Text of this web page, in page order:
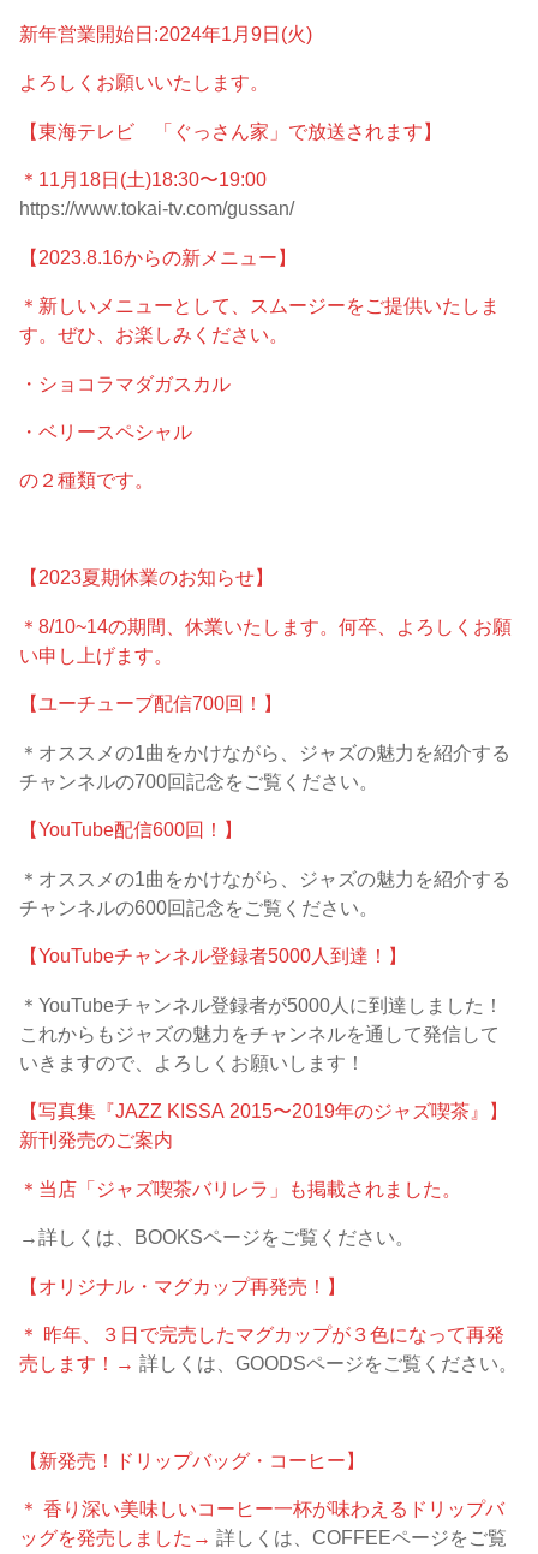
新年営業開始日:2024年1月9日(火)
よろしくお願いいたします。
【東海テレビ 「ぐっさん家」で放送されます】
＊11月18日(土)18:30〜19:00
https://www.tokai-tv.com/gussan/
【2023.8.16からの新メニュー】
＊新しいメニューとして、スムージーをご提供いたしま
す。ぜひ、お楽しみください。
・ショコラマダガスカル
・ベリースペシャル
の２種類です。
【2023夏期休業のお知らせ】
＊8/10~14の期間、休業いたします。何卒、よろしくお願
い申し上げます。
【ユーチューブ配信700回！】
＊オススメの1曲をかけながら、ジャズの魅力を紹介する
チャンネルの700回記念をご覧ください。
【YouTube配信600回！】
＊オススメの1曲をかけながら、ジャズの魅力を紹介する
チャンネルの600回記念をご覧ください。
【YouTubeチャンネル登録者5000人到達！】
＊YouTubeチャンネル登録者が5000人に到達しました！
これからもジャズの魅力をチャンネルを通して発信して
いきますので、よろしくお願いします！
【写真集『JAZZ KISSA 2015〜2019年のジャズ喫茶』】
新刊発売のご案内
＊当店「ジャズ喫茶バリレラ」も掲載されました。
→詳しくは、BOOKSページをご覧ください。
【オリジナル・マグカップ再発売！】
＊ 昨年、３日で完売したマグカップが３色になって再発
売します！→詳しくは、GOODSページをご覧ください。
【新発売！ドリップバッグ・コーヒー】
＊ 香り深い美味しいコーヒー一杯が味わえるドリップバ
ッグを発売しました→詳しくは、COFFEEページをご覧